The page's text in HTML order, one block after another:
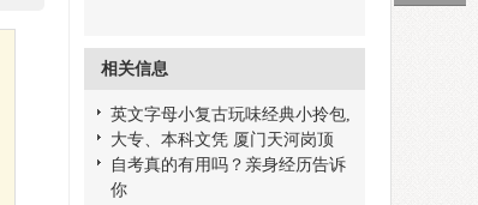
相关信息
英文字母小复古玩味经典小拎包,
大专、本科文凭 厦门天河岗顶
自考真的有用吗？亲身经历告诉
你